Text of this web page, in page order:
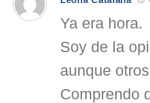
Ya era hora.
Soy de la
aunque
Comprendo